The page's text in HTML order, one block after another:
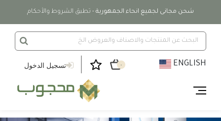
شحن مجانى لجميع انحاء الجمهورية - تطبق الشروط والأحكام
تسجيل الدخول ٠ ENGLISH